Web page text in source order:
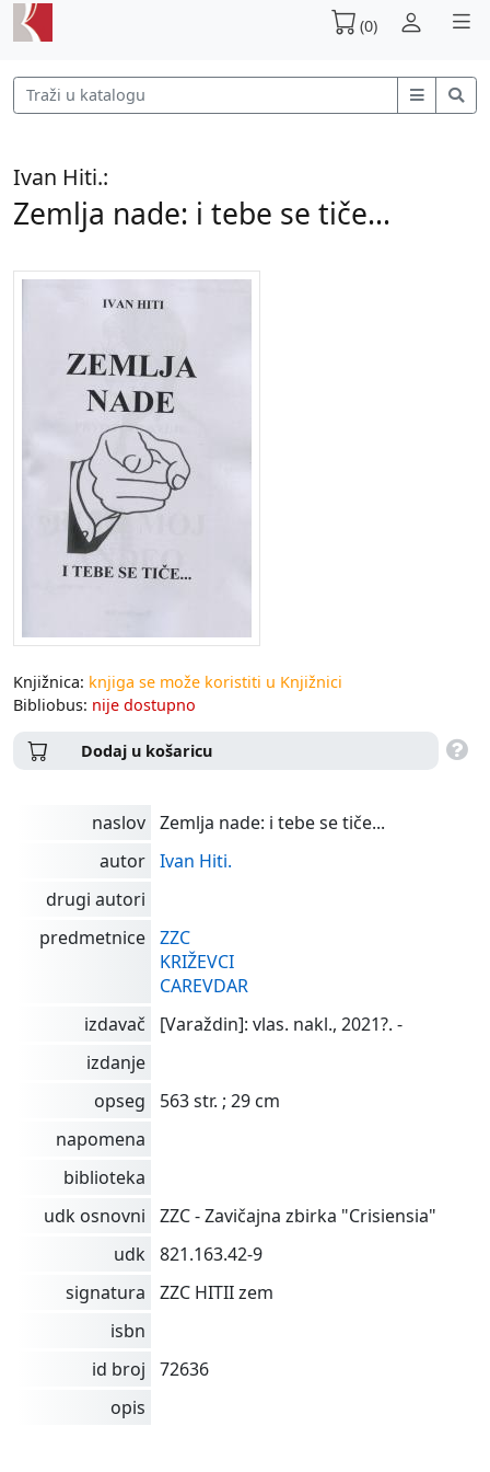
(0)
Ivan Hiti.:
Zemlja nade: i tebe se tiče...
Knjižnica: knjiga se može koristiti u Knjižnici
Bibliobus: nije dostupno
Dodaj u košaricu
naslov Zemlja nade: i tebe se tiče...
autor Ivan Hiti.
drugi autori
predmetnice ZZC
KRIŽEVCI
CAREVDAR
izdavač
[Varaždin]: vlas. nakl., 2021?. -
izdanje
opseg
563 str. ; 29 cm
napomena
biblioteka
udk osnovni
ZZC - Zavičajna zbirka "Crisiensia"
udk 821.163.42-9
signatura
ZZC HITII zem
isbn
id broj
72636
opis